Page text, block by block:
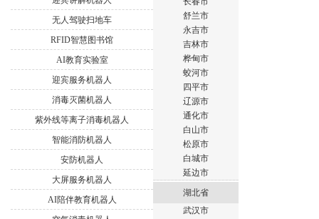
无人驾驶扫地车
RFID智慧图书馆
AI教育实验室
迎宾服务机器人
消毒灭菌机器人
紫外线等离子消毒机器人
智能消防机器人
安防机器人
大屏服务机器人
AI陪伴教育机器人
舒兰市
永吉市
吉林市
桦甸市
蛟河市
四平市
辽源市
通化市
白山市
松原市
白城市
延边市
湖北省
武汉市